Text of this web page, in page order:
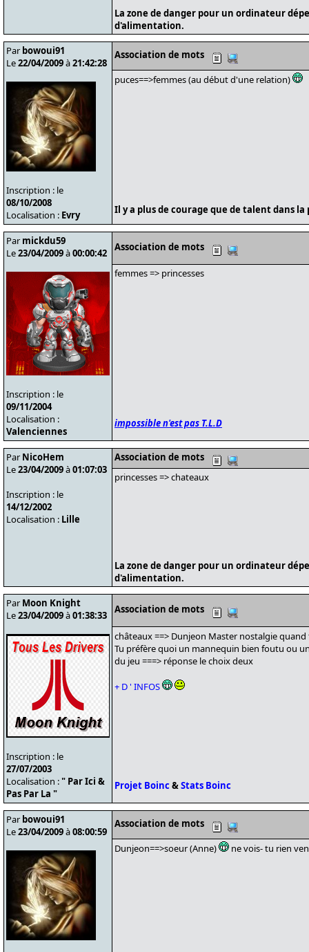
La zone de danger pour un ordinateur
d'alimentation.
Par bowoui91
Le22/04/2009à21:42:28
Inscription : le
08/10/2008
Localisation : Evry
Association de mots
puces==>femmes (au début d'une relation)
Il y a plus de courage que de talent dans
Par mickdu59
Le23/04/2009à00:00:42
Inscription : le
09/11/2004
Localisation :
Valenciennes
Association de mots
femmes => princesses
impossible n'est pas T.L.D
Par NicoHem
Le23/04/2009à01:07:03
Inscription : le
14/12/2002
Localisation : Lille
Association de mots
princesses => chateaux
La zone de danger pour un ordinateur
d'alimentation.
Par Moon Knight
Le23/04/2009à01:38:33
Inscription : le
27/07/2003
Localisation :" Par Ici &
Pas Par La "
Association de mots
châteaux ==> Dunjeon Master nostalgie
Tu préfère quoi un mannequin bien foutu ou
du jeu ===> réponse le choix deux
+ D ' INFOS
Projet Boinc&Stats Boinc
Par bowoui91
Le23/04/2009à08:00:59
Association de mots
Dunjeon==>soeur (Anne)
ne vois- tu rien